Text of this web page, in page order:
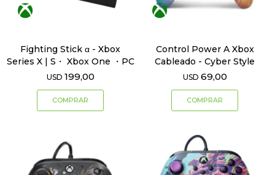
Fighting Stick α - Xbox
Series X | S・ Xbox One ・PC
USD 199,00
Control Power A Xbox
Cableado - Cyber Style
USD 69,00